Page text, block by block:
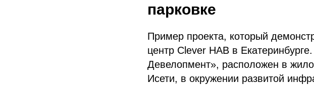
парковке
Пример проекта, который
центр Clever HAB в
Девелопмент», расположен в
Исети, в окружении развитой